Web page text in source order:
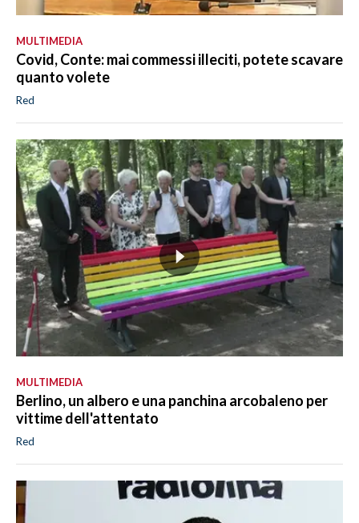
MULTIMEDIA
Covid, Conte: mai commessi illeciti, potete scavare
quanto volete
Red
MULTIMEDIA
Berlino, un albero e una panchina arcobaleno per
vittime dell'attentato
Red